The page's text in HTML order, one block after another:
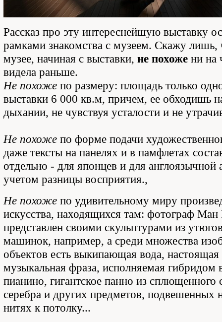
Рассказ про эту интереснейшую выставку
рамками знакомства с музеем. Скажу лишь,
музее, начиная с выставки, не похоже ни на
видела раньше.
Не похоже по размеру: площадь только
выставки 6 000 кв.м, причем, ее обходишь
дыхании, не чувствуя усталости и не
Не похоже по форме подачи
даже тексты на панелях и в памфлетах
отдельно - для японцев и для англоязычной
учетом разницы восприятия.,
Не похоже по удивительному миру
искусства, находящихся там: фотограф Ман
представлен своими скульптурами из
машинок, например, а среди множества
объектов есть выкипающая вода, настоящая
музыкальная фраза, исполняемая гибридом
пианино, гигантское панно из сплющенного
серебра и других предметов, подвешенных
нитях к потолку...